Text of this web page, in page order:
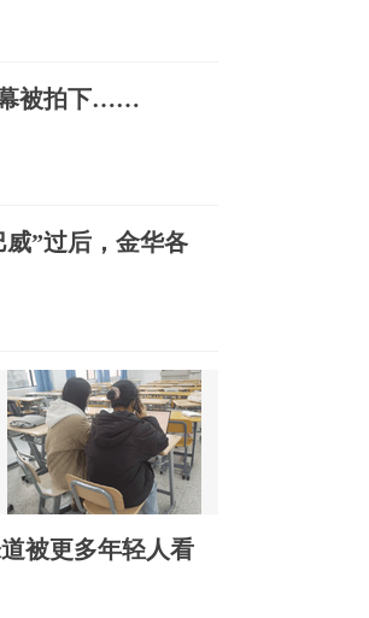
幕被拍下……
”过后，金华各
被更多年轻人看